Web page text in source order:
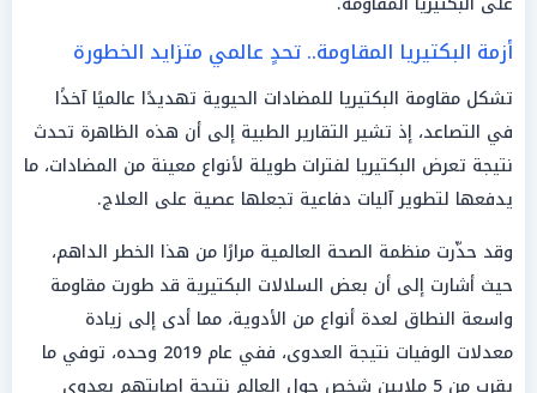
أزمة البكتيريا المقاومة.. تحدٍ عالمي متزايد الخطورة
تشكل مقاومة البكتيريا للمضادات الحيوية تهديدًا عالميًا آخذًا
في التصاعد، إذ تشير التقارير الطبية إلى أن هذه الظاهرة تحدث
نتيجة تعرض البكتيريا لفترات طويلة لأنواع معينة من المضادات، ما
يدفعها لتطوير آليات دفاعية تجعلها عصية على العلاج.
وقد حذّرت منظمة الصحة العالمية مرارًا من هذا الخطر الداهم،
حيث أشارت إلى أن بعض السلالات البكتيرية قد طورت مقاومة
واسعة النطاق لعدة أنواع من الأدوية، مما أدى إلى زيادة
معدلات الوفيات نتيجة العدوى، ففي عام 2019 وحده، توفي ما